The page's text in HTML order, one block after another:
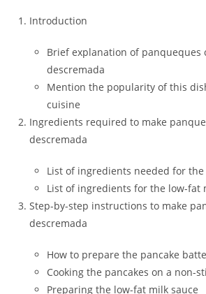
Introduction
Brief explanation of panqueques
descremada
Mention the popularity of this
cuisine
Ingredients required to make
descremada
List of ingredients needed for
List of ingredients for the low-fat
Step-by-step instructions to make
descremada
How to prepare the pancake
Cooking the pancakes on a non-
Preparing the low-fat milk sauce